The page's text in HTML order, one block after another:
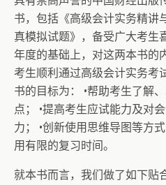
书，包括《高级会计实务精讲
真模拟试题》，备受广大考生
年度的基础上，对这两本书的
考生顺利通过高级会计实务考
书的目标为： •帮助考生了解
点； •提高考生应试能力及对
力； •创新使用思维导图等方
用有限的复习时间。
就本书而言，我们做了如下贴